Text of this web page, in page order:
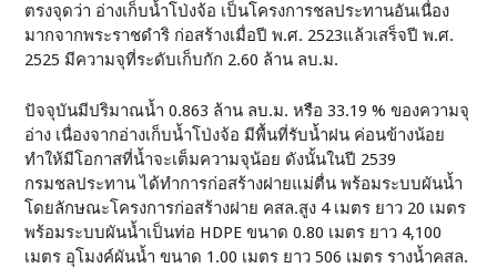
ตรงจุดว่า อ่างเก็บน้ำโป่งจ้อ เป็นโครงการชลประทานอันเนื่อง
มากจากพระราชดำริ ก่อสร้างเมื่อปี พ.ศ. 2523แล้วเสร็จปี พ.ศ.
2525 มีความจุที่ระดับเก็บกัก 2.60 ล้าน ลบ.ม.
ปัจจุบันมีปริมาณน้ำ 0.863 ล้าน ลบ.ม. หรือ 33.19 % ของความจุ
อ่าง เนื่องจากอ่างเก็บน้ำโป่งจ้อ มีพื้นที่รับน้ำฝน ค่อนข้างน้อย
ทำให้มีโอกาสที่น้ำจะเต็มความจุน้อย ดังนั้นในปี 2539
กรมชลประทาน ได้ทำการก่อสร้างฝายแม่ตื่น พร้อมระบบผันน้ำ
โดยลักษณะโครงการก่อสร้างฝาย คสล.สูง 4 เมตร ยาว 20 เมตร
พร้อมระบบผันน้ำเป็นท่อ HDPE ขนาด 0.80 เมตร ยาว 4,100
เมตร อุโมงค์ผันน้ำ ขนาด 1.00 เมตร ยาว 506 เมตร รางน้ำคสล.